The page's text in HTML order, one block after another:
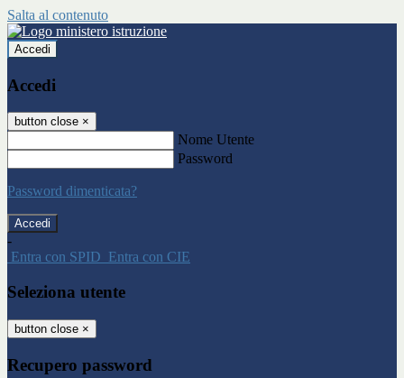
Salta al contenuto
Accedi
Accedi
button close ×
Nome Utente
Password
Password dimenticata?
-
Entra con SPID Entra con CIE
Seleziona utente
button close ×
Recupero password